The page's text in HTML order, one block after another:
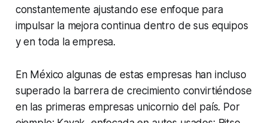
constantemente ajustando ese enfoque para
impulsar la mejora continua dentro de sus equipos
y en toda la empresa.
En México algunas de estas empresas han incluso
superado la barrera de crecimiento convirtiéndose
en las primeras empresas unicornio del país. Por